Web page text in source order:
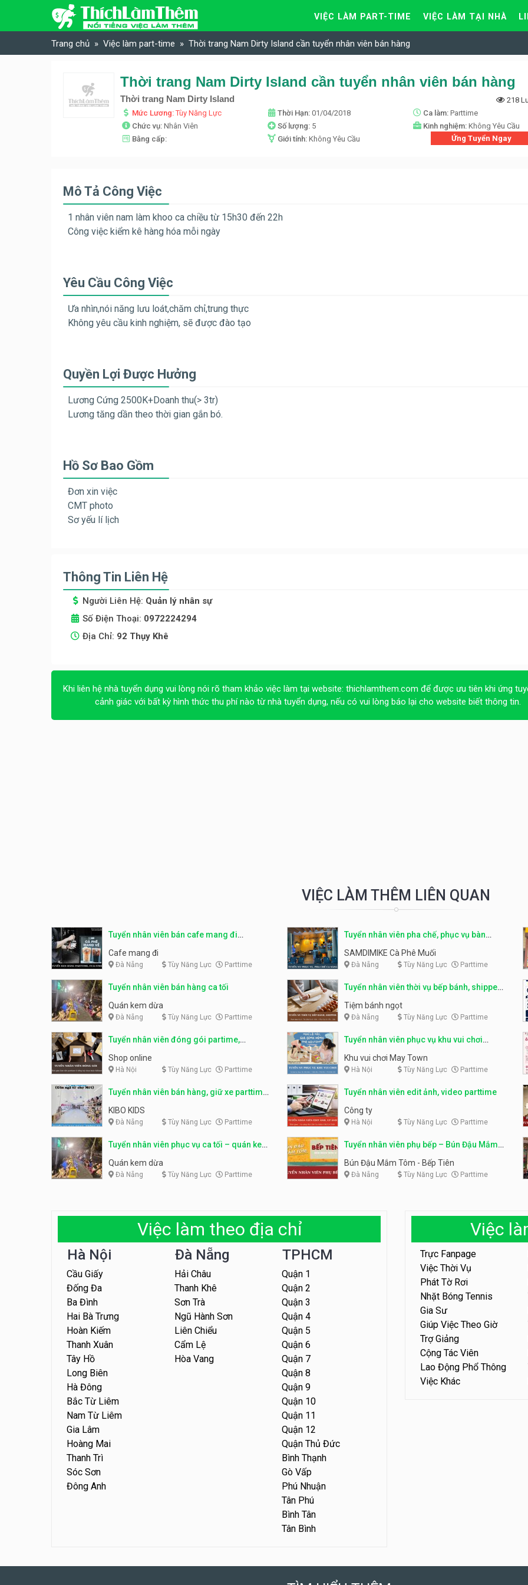
Skip to content
VIỆC LÀM PART-TIME VIỆC LÀM TẠI NHÀ
Trang chủ Việc làm part-time Thời trang Nam Dirty Island cần tuyển nhân viên bán hàng
Thời trang Nam Dirty Island cần tuyển nhân viên bán hàng
Thời trang Nam Dirty Island
218
Mức Lương:Tùy Năng Lực Thời Hạn: 01/04/2018 Ca làm: Parttime
Chức vụ: Nhân Viên Số lượng: 5 Kinh nghiệm: Không Yêu Cầu
Bằng cấp:
Giới tính: Không Yêu Cầu Ứng Tuyển Ngay
Mô Tả Công Việc
1 nhân viên nam làm khoo ca chiều từ 15h30 đến 22h
Công việc kiểm kê hàng hóa mỗi ngày
Yêu Cầu Công Việc
Ưa nhìn,nói năng lưu loát,chăm chỉ,trung thực
Không yêu cầu kinh nghiệm, sẽ được đào tạo
Quyền Lợi Được Hưởng
Lương Cứng 2500K+Doanh thu(> 3tr)
Lương tăng dần theo thời gian gắn bó.
Hồ Sơ Bao Gồm
Đơn xin việc
CMT photo
Sơ yếu lí lịch
Thông Tin Liên Hệ
Người Liên Hệ: Quản lý nhân sự
Số Điện Thoại: 0972224294
Địa Chỉ: 92 Thụy Khê
Khi liên hệ nhà tuyển dụng vui lòng nói rõ tham khảo việc làm tại website: thichlamthem.com để được ưu tiên khi ứng
cảnh giác với bất kỳ hình thức thu phí nào từ nhà tuyển dụng, nếu có vui lòng báo lại cho website biết thông tin.
VIỆC LÀM THÊM LIÊN QUAN
Tuyển nhân viên bán cafe mang đi
parttime, fulltime
Cafe mang đi
Đà Nẵng Tùy Năng Lực Parttime
Tuyển nhân viên pha chế, phục vụ bàn
parttime
SAMDIMIKE Cà Phê Muối
Đà Nẵng Tùy Năng Lực Parttime
Tuyển nhân viên bán hàng ca tối
Quán kem dừa
Đà Nẵng Tùy Năng Lực Parttime
Tuyển nhân viên thời vụ bếp bánh, shipper
parttime
Tiệm bánh ngọt
Đà Nẵng Tùy Năng Lực Parttime
Tuyển nhân viên đóng gói partime,
fulltime
Shop online
Hà Nội Tùy Năng Lực Parttime
Tuyển nhân viên phục vụ khu vui chơi
parttime linh động
Khu vui chơi May Town
Hà Nội Tùy Năng Lực Parttime
Tuyển nhân viên bán hàng, giữ xe parttime
– Kibo Kid
KIBO KIDS
Đà Nẵng Tùy Năng Lực Parttime
Tuyển nhân viên edit ảnh, video parttime
Công ty
Hà Nội Tùy Năng Lực Parttime
Tuyển nhân viên phục vụ ca tối – quán kem
dừa
Quán kem dừa
Đà Nẵng Tùy Năng Lực Parttime
Tuyển nhân viên phụ bếp – Bún Đậu Mắm
Tôm – Bếp Tiên
Bún Đậu Mắm Tôm - Bếp Tiên
Đà Nẵng Tùy Năng Lực Parttime
Việc làm theo địa chỉ
Hà Nội
Cầu Giấy
Đống Đa
Ba Đình
Hai Bà Trưng
Hoàn Kiếm
Thanh Xuân
Tây Hồ
Long Biên
Hà Đông
Bắc Từ Liêm
Nam Từ Liêm
Gia Lâm
Hoàng Mai
Thanh Trì
Sóc Sơn
Đông Anh
Đà Nẵng
Hải Châu
Thanh Khê
Sơn Trà
Ngũ Hành Sơn
Liên Chiểu
Cẩm Lệ
Hòa Vang
TPHCM
Quận 1
Quận 2
Quận 3
Quận 4
Quận 5
Quận 6
Quận 7
Quận 8
Quận 9
Quận 10
Quận 11
Quận 12
Quận Thủ Đức
Bình Thạnh
Gò Vấp
Phú Nhuận
Tân Phú
Bình Tân
Tân Bình
Việc
Trực Fanpage
Việc Thời Vụ
Phát Tờ Rơi
Nhặt Bóng Tennis
Gia Sư
Giúp Việc Theo Giờ
Trợ Giảng
Cộng Tác Viên
Lao Động Phổ Thông
Việc Khác